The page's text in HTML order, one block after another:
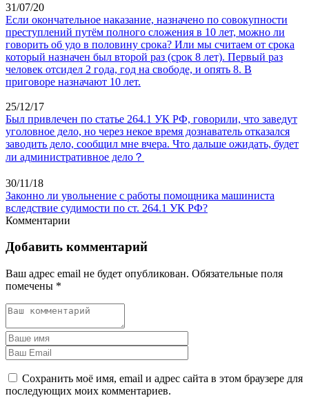
31/07/20
Если окончательное наказание, назначено по совокупности
преступлений путём полного сложения в 10 лет, можно ли
говорить об удо в половину срока? Или мы считаем от срока
который назначен был второй раз (срок 8 лет). Первый раз
человек отсидел 2 года, год на свободе, и опять 8. В
приговоре назначают 10 лет.
25/12/17
Был привлечен по статье 264.1 УК РФ, говорили, что заведут
уголовное дело, но через некое время дознаватель отказался
заводить дело, сообщил мне вчера. Что дальше ожидать, будет
ли административное дело？
30/11/18
Законно ли увольнение с работы помощника машиниста
вследствие судимости по ст. 264.1 УК РФ?
Комментарии
Добавить комментарий
Ваш адрес email не будет опубликован. Обязательные поля
помечены *
Сохранить моё имя, email и адрес сайта в этом браузере для
последующих моих комментариев.